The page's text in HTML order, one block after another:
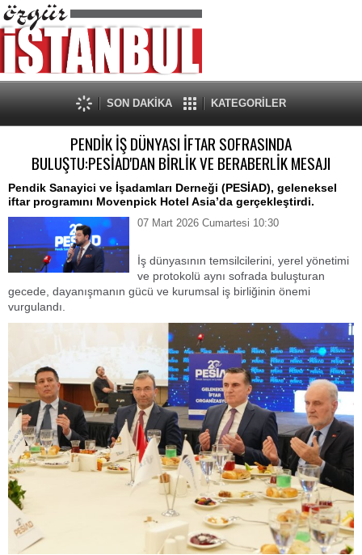
SON DAKİKA KATEGORİLER
PENDİK İŞ DÜNYASI İFTAR SOFRASINDA
BULUŞTU:PESİAD'DAN BİRLİK VE BERABERLİK MESAJI
​Pendik Sanayici ve İşadamları Derneği (PESİAD), geleneksel
iftar programını Movenpick Hotel Asia’da gerçekleştirdi.
07 Mart 2026 Cumartesi 10:30
İş dünyasının temsilcilerini, yerel yönetimi
ve protokolü aynı sofrada buluşturan
gecede, dayanışmanın gücü ve kurumsal iş birliğinin önemi
vurgulandı.